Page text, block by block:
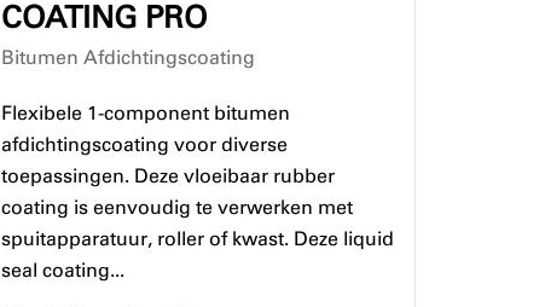
COATING PRO
Bitumen Afdichtingscoating
Flexibele 1-component bitumen
afdichtingscoating voor diverse
toepassingen. Deze vloeibaar rubber
coating is eenvoudig te verwerken met
spuitapparatuur, roller of kwast. Deze liquid
seal coating...